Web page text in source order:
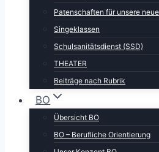
Patenschaften für unsere
Singeklassen
Schulsanitätsdienst (SSD)
THEATER
Beiträge nach Rubrik
BO
Übersicht BO
BO – Berufliche Orientierung